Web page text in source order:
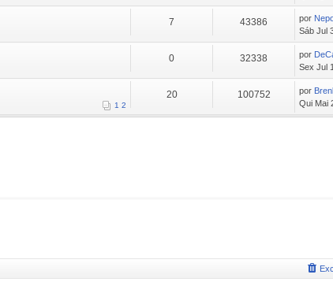
7 43386 por
Sáb Jul
0 32338 por
Sex Jul
1 2
20 100752 por
Qui Mai